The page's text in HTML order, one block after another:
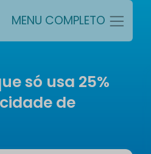
MENU COMPLETO
só usa 25%
de